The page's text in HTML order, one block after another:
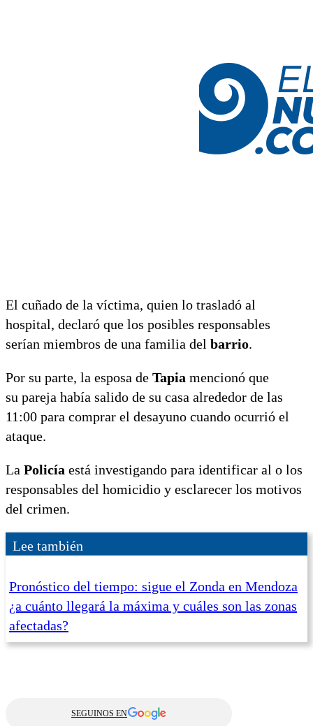
El cuñado de la víctima, quien lo trasladó al
hospital, declaró que los posibles responsables
serían miembros de una familia del barrio.
Por su parte, la esposa de Tapia mencionó que
su pareja había salido de su casa alrededor de las
11:00 para comprar el desayuno cuando ocurrió el
ataque.
La Policía está investigando para identificar al o los
responsables del homicidio y esclarecer los motivos
del crimen.
Lee también
Pronóstico del tiempo: sigue el Zonda en Mendoza
¿a cuánto llegará la máxima y cuáles son las zonas
afectadas?
SEGUINOS EN